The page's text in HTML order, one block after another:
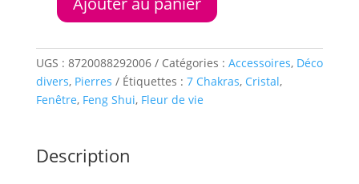
quantité
Cristal
de
fenêtre
Fleur
goutte
de
UGS : 8720088292006 Catégories : Accessoires, Déco
divers, Pierres Étiquettes : 7 Chakras, Cristal,
Fenêtre, Feng Shui, Fleur de vie
Description